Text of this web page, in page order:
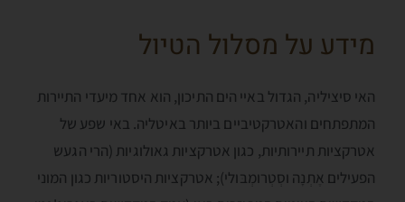
מידע על מסלול הטיול
האי סיציליה, הגדול באיי הים התיכון, הוא אחד מיעדי התיירות
המתפתחים והאטרקטיביים ביותר באיטליה. באי שפע של
אטרקציות תיירותיות, כגון אטרקציות גאולוגיות (הרי הגעש
הפעילים אֶתְנָה וסְטְרומְבּולי); אטרקציות היסטוריות כגון המוני